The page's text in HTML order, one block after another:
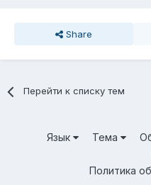
Share
Перейти к списку тем
Язык Тема
Политика